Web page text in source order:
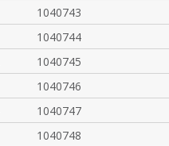
1040743
1040744
1040745
1040746
1040747
1040748